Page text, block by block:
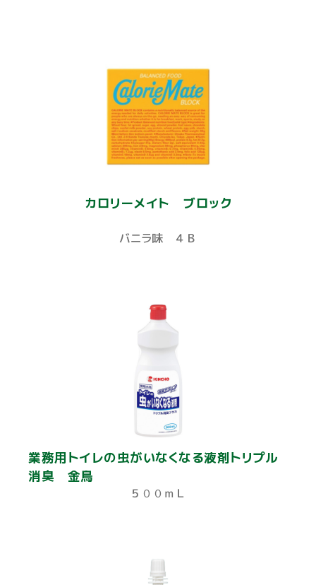
カロリーメイト ブロック
バニラ味 ４Ｂ
業務用トイレの虫がいなくなる液剤トリプル
消臭 金鳥
５００ｍＬ